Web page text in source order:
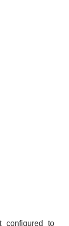
configured to